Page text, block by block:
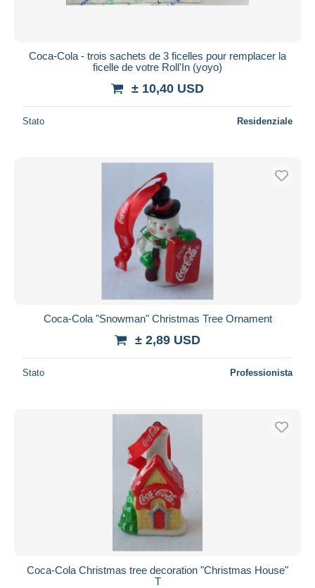
Coca-Cola - trois sachets de 3 ficelles pour remplacer la
ficelle de votre Roll'In (yoyo)
± 10,40 USD
Stato Residenziale
Coca-Cola "Snowman" Christmas Tree Ornament
± 2,89 USD
Stato Professionista
Coca-Cola Christmas tree decoration "Christmas House"
T